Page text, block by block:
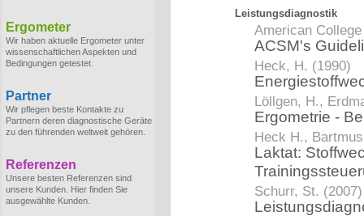
Ergometer
Wir haben aktuelle Ergometer unter
wissenschaftlichen Aspekten und
Bedingungen getestet.
Partner
Wir pflegen beste Kontakte zu
Partnern deren diagnostische Geräte
zu den führenden weltweit gehören.
Referenzen
Unsere besten Referenzen sind
unsere Kunden. Hier finden Sie
ausgewählte Kunden.
Leistungsdiagnostik
American
ACSM's
Heck, H. (1990)
Löllgen, H.,
Ergometrie -
Heck H.,
Laktat:
Schurr, St. (2007)